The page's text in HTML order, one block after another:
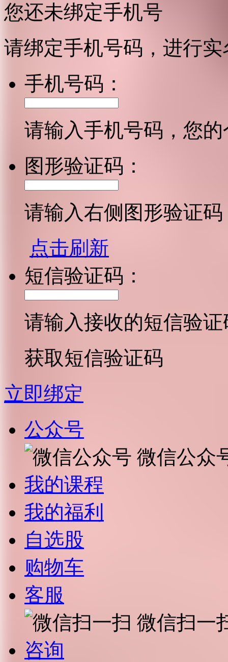
您还未绑定手机号
请绑定手机号码，进行
手机号码：
请输入手机号码，您
图形验证码：
请输入右侧图形验证码
点击刷新
短信验证码：
请输入接收的短信验证
获取短信验证码
立即绑定
公众号
微信公众
我的课程
我的福利
自选股
购物车
客服
微信扫一
咨询